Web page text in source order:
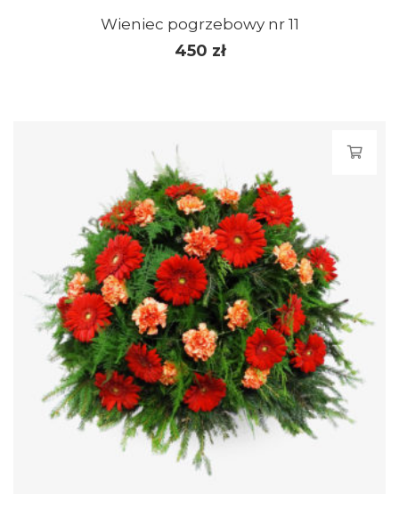
Wieniec pogrzebowy nr 11
450 zł